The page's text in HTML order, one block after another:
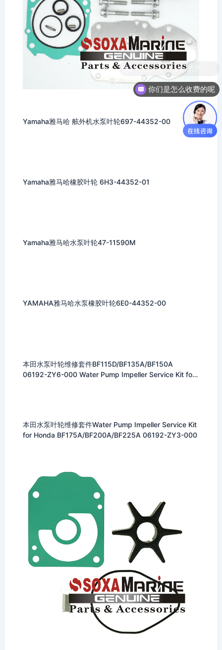
Yamaha雅马哈 舷外机水泵叶轮697-44352-00
Yamaha雅马哈橡胶叶轮 6H3-44352-01
Yamaha雅马哈水泵叶轮47-11590M
YAMAHA雅马哈水泵橡胶叶轮6E0-44352-00
本田水泵叶轮维修套件BF115D/BF135A/BF150A
06192-ZY6-000 Water Pump Impeller Service Kit for
本田水泵叶轮维修套件Water Pump Impeller Service Kit
for Honda BF175A/BF200A/BF225A 06192-ZY3-000
你们是怎么收费的呢